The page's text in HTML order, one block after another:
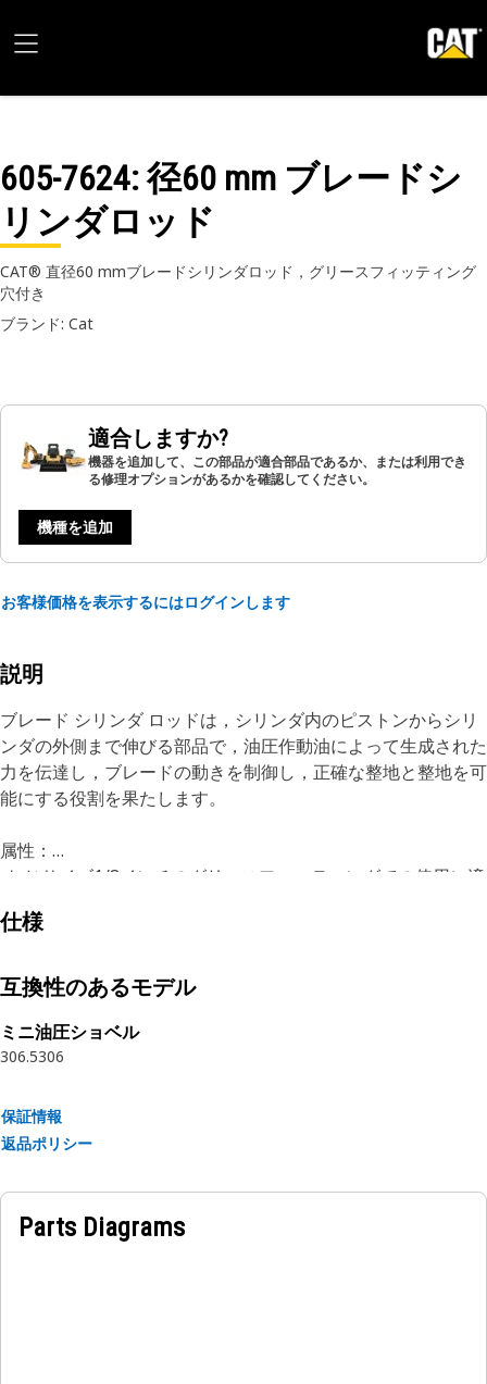
605-7624: 径60 mm ブレードシ
リンダロッド
CAT® 直径60 mmブレードシリンダロッド，グリースフィッティング
穴付き
ブランド: Cat
適合しますか?
機器を追加して、この部品が適合部品であるか、または利用でき
る修理オプションがあるかを確認してください。
機種を追加
お客様価格を表示するにはログインします
説明
ブレード シリンダ ロッドは，シリンダ内のピストンからシリ
ンダの外側まで伸びる部品で，油圧作動油によって生成された
力を伝達し，ブレードの動きを制御し，正確な整地と整地を可
能にする役割を果たします。
属性：
•ねじサイズ1/8インチのグリースフィッティングでの使用に適
• 動作中に発生する振動や応力に耐えます
用途：
ブレード シリンダ ロッドは機械的なリンクとして機能し，ブ
レードの動きを制御して摩擦を最小限に抑え，円滑な動きを保
証します。
仕様
互換性のあるモデル
ミニ油圧ショベル
306.5306
保証情報
返品ポリシー
Parts Diagrams